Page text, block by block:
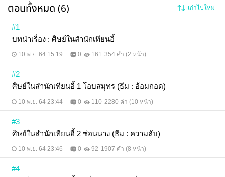
นางสั่นไหวประหลาด แต่น่าเสียดาย... แม้มองเขามา
จากที่ไกลโพ้น ก็ดูออกว่าบุรุษผู้นี้หาใช่มนุษย์ 2. ซ่อนนาง
แดนสวรรค์อย่างแรง “ข้าไปได้เพียงหนึ่งเค่อเท่านั้น...”
และดูเหมือนว่าน่าจะขยับตัวไปไหนไม่ได้นอกจากใน
ตำหนักมหาเทพผู้นั้นเท่านั้น มัน... “เหลือเชื่อมาก!!” นาง
ได้ไปเหยียบสวรรค์แล้ว! ดูเหมือนว่าคนไม่เอาไหนเช่น
ดอกบัวสีทองอร่ามลอยวนไปมา แล้วมาหยุดตรงหน้าเขา
กลิ่นหอมกำจายออกมาเป็นระลอกตามสายลม ลู่เหวินคง
ถูกต้องมนต์จริงๆ ! มิเช่นนั้นทำไมเขาต้องใช้มือหนาแตะ
เข้าไปตรงกลางระหว่างบัวสีทองดอกนี้ด้วย ก่อนหน้านั้น
กลางฝ่ามือทั้งสองข้างด้วย เศษโลหิตสีแดงจากแผลที่ยัง
ไม่แห้งสนิท สัมผัสโดนกลีบดอกบัวเล็กน้อย แล้วจู่ ๆ ลู่เห
วินก็ได้ยินเสียงสูดลมหายใจเข้าอย่างแรง ราวกับผู้ที่ขาด
ลมหายใจมาเนิ่นนาน ร่างสตรีผอมเพรียวปรากฏขึ้นตรง
ตอนทั้งหมด (6) เก่าไปใหม่
#1
บทนำเรื่อง : ศิษย์ในสำนักเทียนอี้
10 พ.ย. 64 15:19 0 161 354 คำ (2 หน้า)
#2
ศิษย์ในสำนักเทียนอี้ 1 โอบสมุทร (ธีม : อ้อมกอด)
10 พ.ย. 64 23:44 0 110 2280 คำ (10 หน้า)
#3
ศิษย์ในสำนักเทียนอี้ 2 ซ่อนนาง (ธีม : ความลับ)
10 พ.ย. 64 23:46 0 92 1907 คำ (8 หน้า)
#4